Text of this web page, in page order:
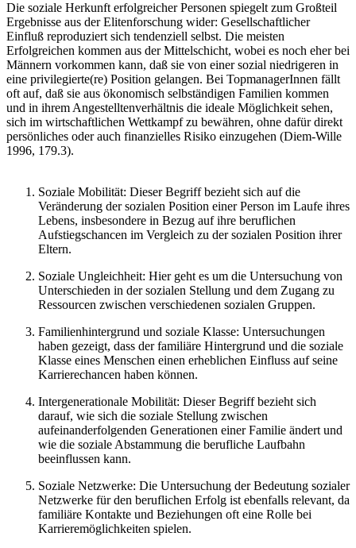
Die soziale Herkunft erfolgreicher Personen spiegelt zum Großteil
Ergebnisse aus der Elitenforschung wider: Gesellschaftlicher
Einfluß reproduziert sich tendenziell selbst. Die meisten
Erfolgreichen kommen aus der Mittelschicht, wobei es noch eher bei
Männern vorkommen kann, daß sie von einer sozial niedrigeren in
eine privilegierte(re) Position gelangen. Bei TopmanagerInnen fällt
oft auf, daß sie aus ökonomisch selbständigen Familien kommen
und in ihrem Angestelltenverhältnis die ideale Möglichkeit sehen,
sich im wirtschaftlichen Wettkampf zu bewähren, ohne dafür direkt
persönliches oder auch finanzielles Risiko einzugehen (Diem-Wille
1996, 179.3).
Soziale Mobilität: Dieser Begriff bezieht sich auf die
Veränderung der sozialen Position einer Person im Laufe ihres
Lebens, insbesondere in Bezug auf ihre beruflichen
Aufstiegschancen im Vergleich zu der sozialen Position ihrer
Eltern.
Soziale Ungleichheit: Hier geht es um die Untersuchung von
Unterschieden in der sozialen Stellung und dem Zugang zu
Ressourcen zwischen verschiedenen sozialen Gruppen.
Familienhintergrund und soziale Klasse: Untersuchungen
haben gezeigt, dass der familiäre Hintergrund und die soziale
Klasse eines Menschen einen erheblichen Einfluss auf seine
Karrierechancen haben können.
Intergenerationale Mobilität: Dieser Begriff bezieht sich
darauf, wie sich die soziale Stellung zwischen
aufeinanderfolgenden Generationen einer Familie ändert und
wie die soziale Abstammung die berufliche Laufbahn
beeinflussen kann.
Soziale Netzwerke: Die Untersuchung der Bedeutung sozialer
Netzwerke für den beruflichen Erfolg ist ebenfalls relevant, da
familiäre Kontakte und Beziehungen oft eine Rolle bei
Karrieremöglichkeiten spielen.